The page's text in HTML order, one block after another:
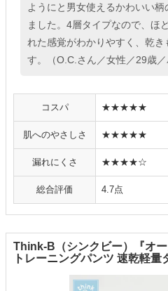
ようにと男女使えるかわいい
ました。4層タイプなので、ほ
れた感覚がわかりやすく、乾き
す。（O.C.さん／女性／29歳／
コスパ ★★★★★
肌へのやさしさ ★★★★★
漏れにくさ ★★★★☆
総合評価 4.7点
Think-B（シンクビー）『オ
トレーニングパンツ 速乾軽量